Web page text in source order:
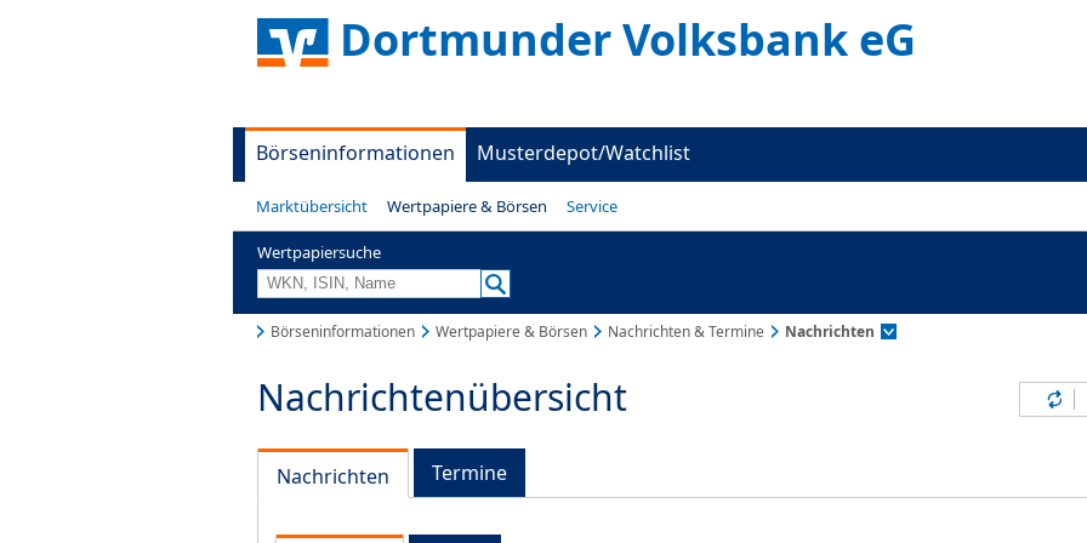
Dortmunder Volksbank eG
Börseninformationen Musterdepot/Watchlist
Marktübersicht Wertpapiere & Börsen Service
Wertpapiersuche
Börseninformationen Wertpapiere & Börsen Nachrichten & Termine Nachrichten
Nachrichtenübersicht
Nachrichten Termine